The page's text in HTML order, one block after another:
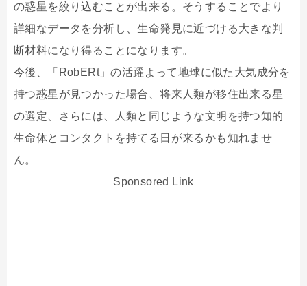
の惑星を絞り込むことが出来る。そうすることでより
詳細なデータを分析し、生命発見に近づける大きな判
断材料になり得ることになります。
今後、「RobERt」の活躍よって地球に似た大気成分を
持つ惑星が見つかった場合、将来人類が移住出来る星
の選定、さらには、人類と同じような文明を持つ知的
生命体とコンタクトを持てる日が来るかも知れませ
ん。
Sponsored Link